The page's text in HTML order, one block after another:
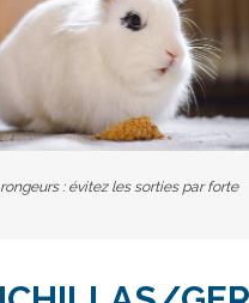
: évitez les sorties par forte